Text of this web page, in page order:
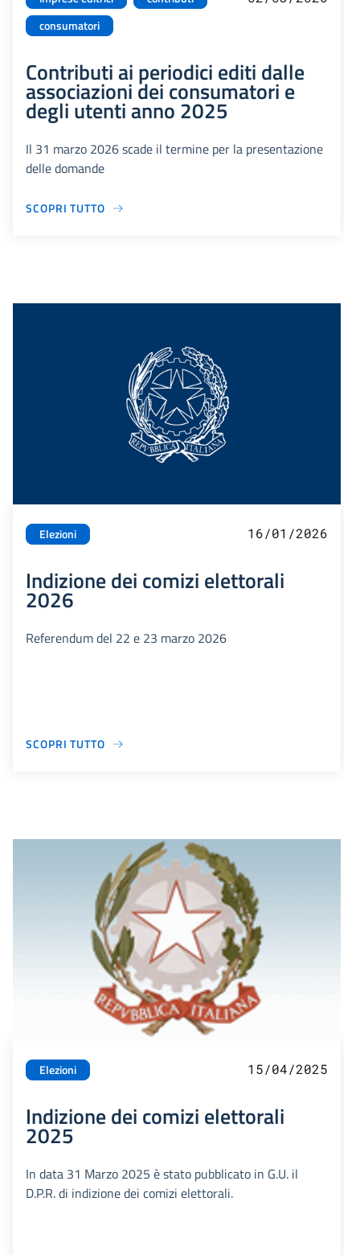
consumatori
Contributi ai periodici editi dalle
associazioni dei consumatori e
degli utenti anno 2025
Il 31 marzo 2026 scade il termine per la presentazione
delle domande
SCOPRI TUTTO
Elezioni 16/01/2026
Indizione dei comizi elettorali
2026
Referendum del 22 e 23 marzo 2026
SCOPRI TUTTO
Elezioni 15/04/2025
Indizione dei comizi elettorali
2025
In data 31 Marzo 2025 è stato pubblicato in G.U. il
D.P.R. di indizione dei comizi elettorali.